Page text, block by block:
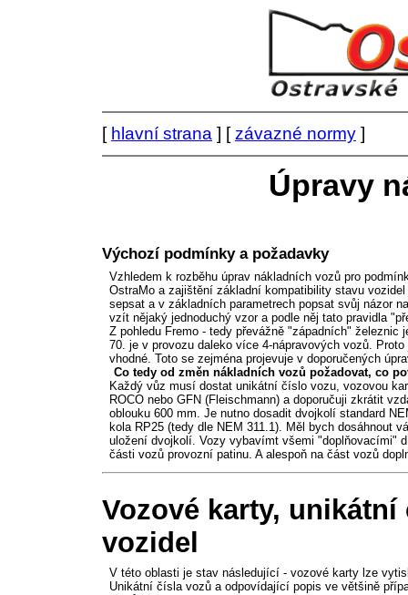
[ hlavní strana ] [závazné normy ]
Úpravy
Výchozí podmínky a požadavky
Vzhledem k rozběhu úprav nákladních vozů pro
OstraMo a zajištění základní kompatibility stavu
sepsat a v základních parametrech popsat svůj názor
vzít nějaký jednoduchý vzor a podle něj tato pravidla
Z pohledu Fremo - tedy převážně "západních"
70. je v provozu daleko více 4-nápravových vozů.
vhodné. Toto se zejména projevuje v doporučených
Co tedy od změn nákladních vozů požadovat, co
Každý vůz musí dostat unikátní číslo vozu, vozovou
ROCO nebo GFN (Fleischmann) a doporučuji zkrátit
oblouku 600 mm. Je nutno dosadit dvojkolí standard
kola RP25 (tedy dle NEM 311.1). Měl bych dosáhnout
uložení dvojkolí. Vozy vybavímt všemi "doplňovacími"
části vozů provozní patinu. A alespoň na část vozů
Vozové karty,
vozidel
V této oblasti je stav následující - vozové karty lze
Unikátní čísla vozů a odpovídající popis ve většině